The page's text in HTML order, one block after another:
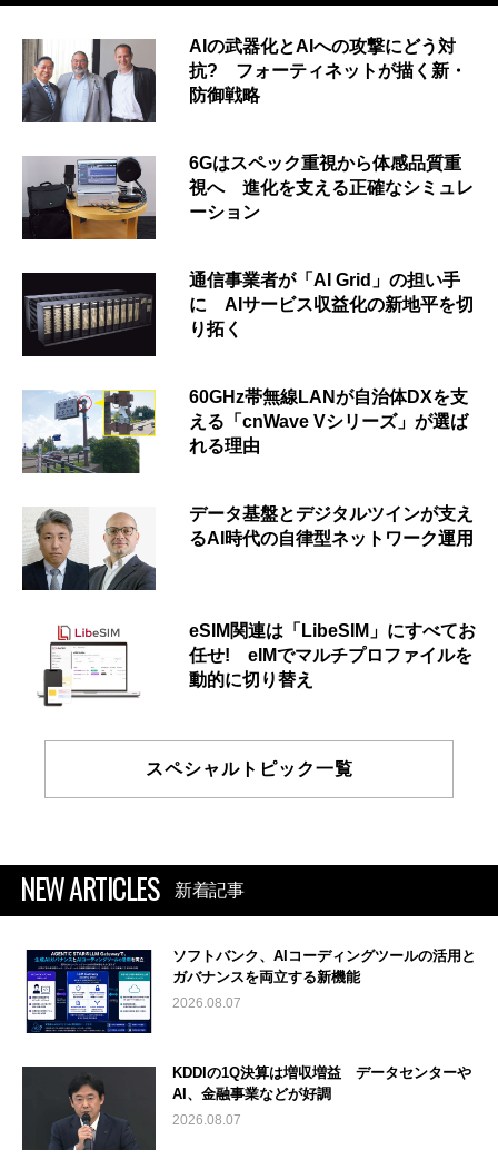
AIの武器化とAIへの攻撃にどう対
抗? フォーティネットが描く新・
防御戦略
6Gはスペック重視から体感品質重
視へ 進化を支える正確なシミュレ
ーション
通信事業者が「AI Grid」の担い手
に AIサービス収益化の新地平を切
り拓く
60GHz帯無線LANが自治体DXを支
える「cnWave Vシリーズ」が選ば
れる理由
データ基盤とデジタルツインが支え
るAI時代の自律型ネットワーク運用
eSIM関連は「LibeSIM」にすべてお
任せ! eIMでマルチプロファイルを
動的に切り替え
スペシャルトピック一覧
NEW ARTICLES 新着記事
ソフトバンク、AIコーディングツールの活用と
ガバナンスを両立する新機能
2026.08.07
KDDIの1Q決算は増収増益 データセンターや
AI、金融事業などが好調
2026.08.07